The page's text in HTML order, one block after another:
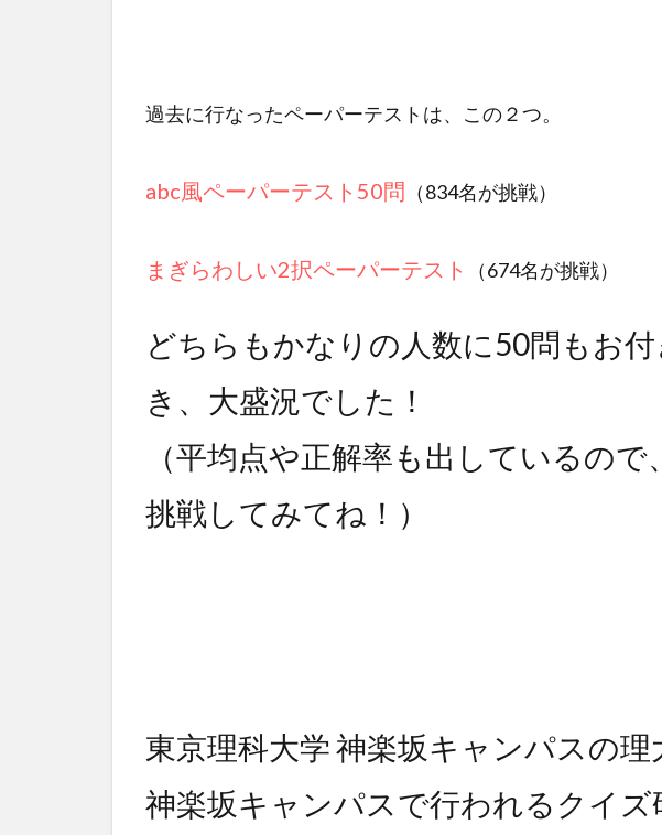
過去に行なったペーパーテストは、この２つ。
abc風ペーパーテスト50問 （834名が挑戦）
まぎらわしい2択ペーパーテスト （674名が挑戦）
どちらもかなりの人数に50問もお
き、大盛況でした！
（平均点や正解率も出しているの
挑戦してみてね！）
東京理科大学 神楽坂キャンパスの理
神楽坂キャンパスで行われるクイズ